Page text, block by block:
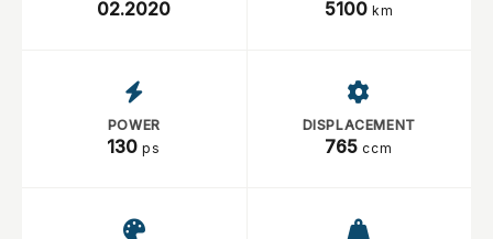
02.2020 5100 km
POWER
130ps
DISPLACEMENT
765 ccm